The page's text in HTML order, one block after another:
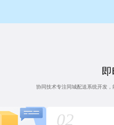
协同技术专注同城配送系统开发